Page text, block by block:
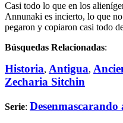
Casi todo lo que en los
Annunaki es incierto, lo que
pegaron y copiaron casi todo
Búsquedas Relacionadas:
Historia, Antigua,
Zecharia Sitchin
Serie: